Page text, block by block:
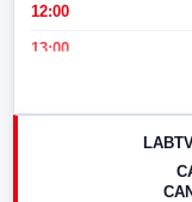
12:00
13:00
17:00